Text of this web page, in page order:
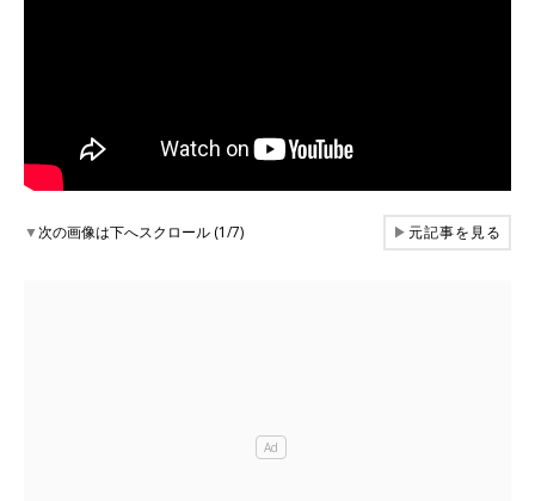
▼次の画像は下へスクロール (1/7) ▶元記事を見る